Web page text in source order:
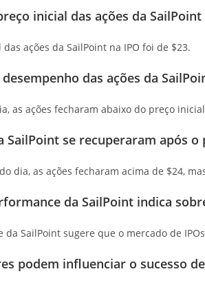
inicial das ações da SailPoint
ações da SailPoint na IPO foi de $23.
das ações da
as ações fecharam abaixo do preço
SailPoint se recuperaram após
dia, as ações fecharam acima de $24,
da SailPoint indica
da SailPoint sugere que o mercado de
podem influenciar o sucesso